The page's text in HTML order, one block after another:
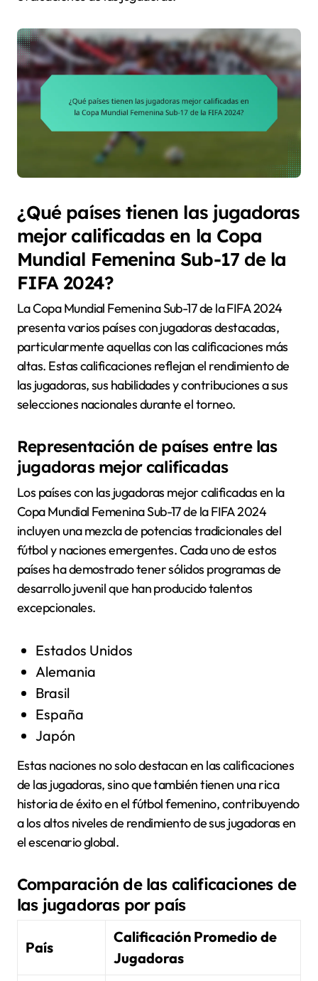
¿Qué países tienen las jugadoras
mejor calificadas en la Copa
Mundial Femenina Sub-17 de la
FIFA 2024?
La Copa Mundial Femenina Sub-17 de la FIFA 2024
presenta varios países con jugadoras destacadas,
particularmente aquellas con las calificaciones más
altas. Estas calificaciones reflejan el rendimiento de
las jugadoras, sus habilidades y contribuciones a sus
selecciones nacionales durante el torneo.
Representación de países entre las
jugadoras mejor calificadas
Los países con las jugadoras mejor calificadas en la
Copa Mundial Femenina Sub-17 de la FIFA 2024
incluyen una mezcla de potencias tradicionales del
fútbol y naciones emergentes. Cada uno de estos
países ha demostrado tener sólidos programas de
desarrollo juvenil que han producido talentos
excepcionales.
Estados Unidos
Alemania
Brasil
España
Japón
Estas naciones no solo destacan en las calificaciones
de las jugadoras, sino que también tienen una rica
historia de éxito en el fútbol femenino, contribuyendo
a los altos niveles de rendimiento de sus jugadoras en
el escenario global.
Comparación de las calificaciones de
las jugadoras por país
País
Calificación Promedio de
Jugadoras